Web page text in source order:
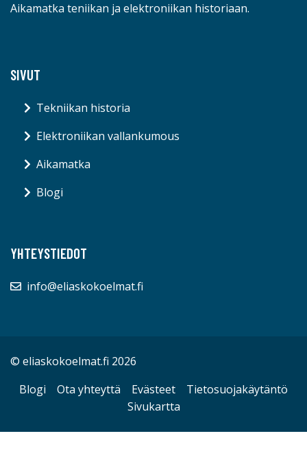
Aikamatka teniikan ja elektroniikan historiaan.
SIVUT
Tekniikan historia
Elektroniikan vallankumous
Aikamatka
Blogi
YHTEYSTIEDOT
info@eliaskokoelmat.fi
© eliaskokoelmat.fi 2026
Blogi
Ota yhteyttä Evästeet
Tietosuojakäytäntö
Sivukartta